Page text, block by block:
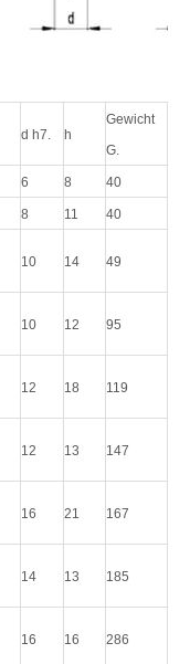
d h7. h
Gewicht
G.
6 8 40
8 11 40
10 14 49
10 12 95
12 18 119
12 13 147
16 21 167
14 13 185
16 16 286